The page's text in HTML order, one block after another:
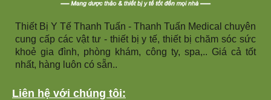
Thiết Bị Y Tế Thanh Tuấn - Thanh Tuấn Medical chuyên
cung cấp các vật tư - thiết bị y tế, thiết bị chăm sóc sức
khoẻ gia đình, phòng khám, công ty, spa,.. Giá cả tốt
nhất, hàng luôn có sẵn..
Liên hệ với chúng tôi: